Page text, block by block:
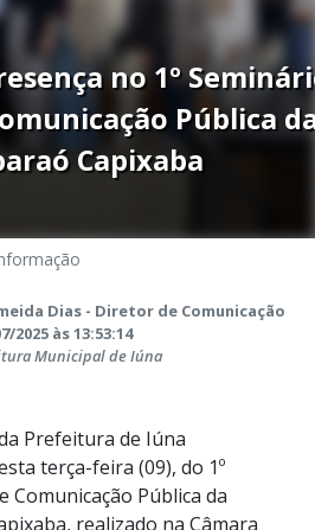
no 1º
Pública
Capixaba
Dias - Diretor de Comunicação
2025 às 13:53:14
Municipal de Iúna
Prefeitura de Iúna
terça-feira (09), do 1º
Comunicação Pública da
realizado na Câmara